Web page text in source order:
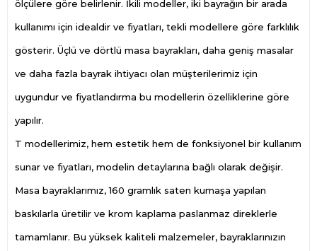
ölçülere göre belirlenir. İkili modeller, iki bayrağın bir arada
kullanımı için idealdir ve fiyatları, tekli modellere göre farklılık
gösterir. Üçlü ve dörtlü masa bayrakları, daha geniş masalar
ve daha fazla bayrak ihtiyacı olan müşterilerimiz için
uygundur ve fiyatlandırma bu modellerin özelliklerine göre
yapılır.
T modellerimiz, hem estetik hem de fonksiyonel bir kullanım
sunar ve fiyatları, modelin detaylarına bağlı olarak değişir.
Masa bayraklarımız, 160 gramlık saten kumaşa yapılan
baskılarla üretilir ve krom kaplama paslanmaz direklerle
tamamlanır. Bu yüksek kaliteli malzemeler, bayraklarınızın